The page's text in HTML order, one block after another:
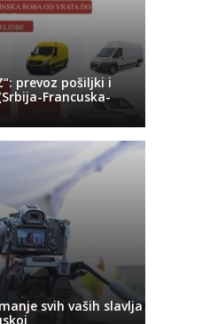
prevoz pošiljki i
Francuska-
svih vaših slavlja